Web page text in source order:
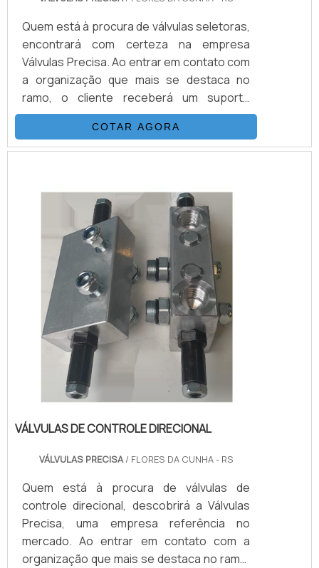
Quem está à procura de válvulas seletoras,
encontrará com certeza na empresa
Válvulas Precisa. Ao entrar em contato com
a organização que mais se destaca no
ramo, o cliente receberá um suporte
completo para sanar eventuais dúvidas
sobre o produto a ser adquirido.Quando o
quesito é válvulas seletoras, com a melhor
benefício e atendimento eficaz em todo o
COTAR AGORA
VÁLVULAS DE CONTROLE DIRECIONAL
VÁLVULAS PRECISA/ FLORES DA CUNHA - RS
Quem está à procura de válvulas de
controle direcional, descobrirá a Válvulas
Precisa, uma empresa referência no
mercado. Ao entrar em contato com a
organização que mais se destaca no ramo,